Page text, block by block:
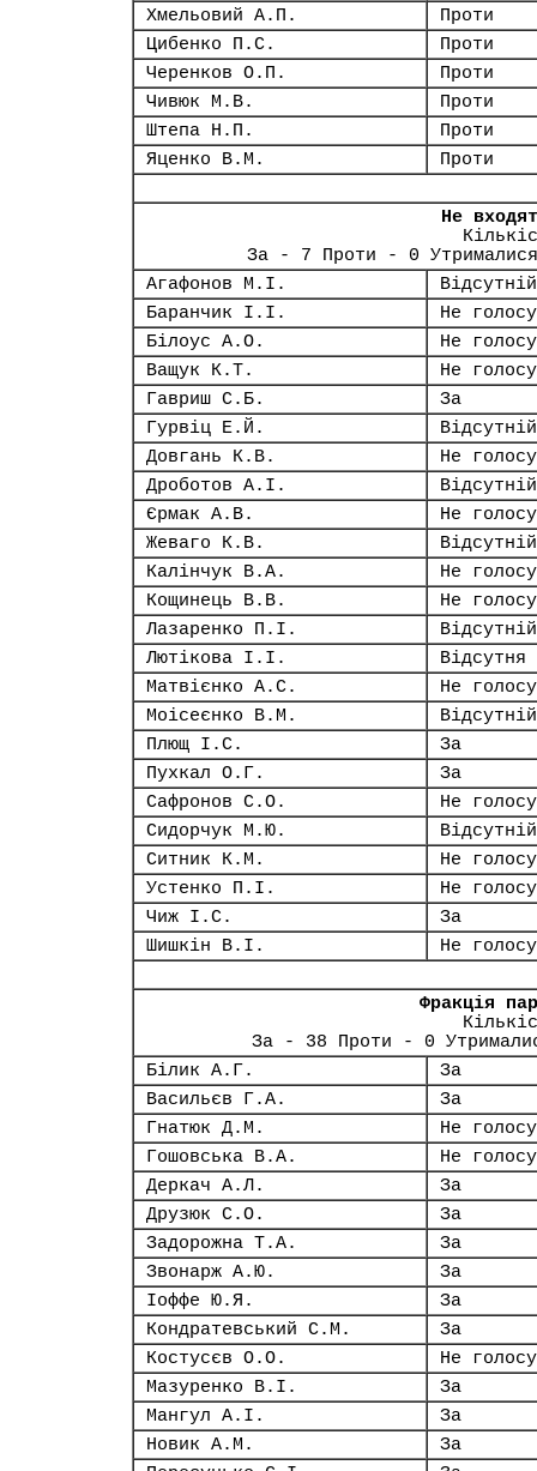
Хмельовий А.П.
Проти
Цибенко П.С.
Проти
Черенков О.П.
Проти
Чивюк М.В.
Проти
Штепа Н.П.
Проти
Яценко В.М.
Проти
Не
За - 7 Проти - 0
Агафонов М.І.
Відсутній
Баранчик І.І.
Не
Білоус А.О.
Не
Ващук К.Т.
Не
Гавриш С.Б.
За
Гурвіц Е.Й.
Відсутній
Довгань К.В.
Не
Дроботов А.І.
Відсутній
Єрмак А.В.
Не
Жеваго К.В.
Відсутній
Калінчук В.А.
Не
Кощинець В.В.
Не
Лазаренко П.І.
Відсутній
Лютікова І.І.
Відсутня
Матвієнко А.С.
Не
Моісеєнко В.М.
Відсутній
Плющ І.С.
За
Пухкал О.Г.
За
Сафронов С.О.
Не
Сидорчук М.Ю.
Відсутній
Ситник К.М.
Не
Устенко П.І.
Не
Чиж І.С.
За
Шишкін В.І.
Не
Фракція
За - 38 Проти - 0
Білик А.Г.
За
Васильєв Г.А.
За
Гнатюк Д.М.
Не
Гошовська В.А.
Не
Деркач А.Л.
За
Друзюк С.О.
За
Задорожна Т.А.
За
Звонарж А.Ю.
За
Іоффе Ю.Я.
За
Кондратевський С.М.
За
Костусєв О.О.
Не
Мазуренко В.І.
За
Мангул А.І.
За
Новик А.М.
За